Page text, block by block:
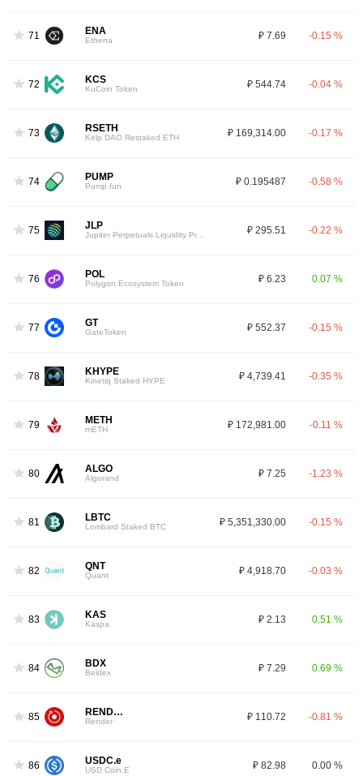
71 ENA
Ethena ₽ 7.69 -0.15 %
72 KCS
KuCoin Token ₽ 544.74 -0.04 %
73 RSETH
Kelp DAO Restaked ETH ₽ 169,314.00 -0.17 %
74 PUMP
Pump.fun ₽ 0.195487 -0.58 %
75 JLP
Jupiter Perpetuals Liquidity Provider Token ₽ 295.51 -0.22 %
76 POL
Polygon Ecosystem Token ₽ 6.23 0.07 %
77 GT
GateToken ₽ 552.37 -0.15 %
78 KHYPE
Kinetiq Staked HYPE ₽ 4,739.41 -0.35 %
79 METH
mETH ₽ 172,981.00 -0.11 %
80 ALGO
Algorand ₽ 7.25 -1.23 %
81 LBTC
Lombard Staked BTC ₽ 5,351,330.00 -0.15 %
82 QNT
Quant ₽ 4,918.70 -0.03 %
83 KAS
Kaspa ₽ 2.13 0.51 %
84 BDX
Beldex ₽ 7.29 0.69 %
85 RENDER
Render ₽ 110.72 -0.81 %
86 USDC.e
USD Coin.E ₽ 82.98 0.00 %